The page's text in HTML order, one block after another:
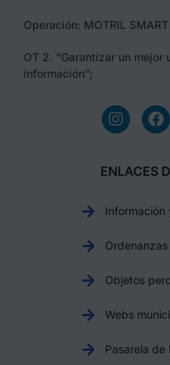
Operación: MOTRIL
OT 2. “Garantizar un
información”;
ENLACES
Información
Ordenanzas
Objetos
Webs
Pasarela de